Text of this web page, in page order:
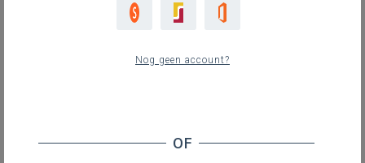
Activerende werkvormen: Anders
Anders op stap
Nog geen account?